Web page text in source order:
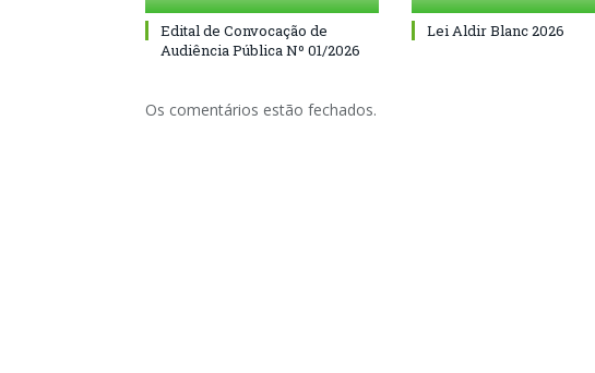
Edital de Convocação de
Audiência Pública Nº 01/2026
Lei Aldir Blanc 2026
Os comentários estão fechados.